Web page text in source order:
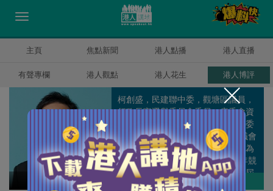
主頁 焦點新聞 港人點播 港人直播
有聲專欄 港人觀點 港人花生 港人博評
柯創盛
柯創盛，民建聯中委，觀塘區議員，
行政長官選舉委員會委員，房委會資
助房屋小組委員會及商業樓宇小組委
員會委員。1999年第一次參選區議會
選舉，在街坊支持下順利當選，成為
當年最年輕的區議員之一。2003年競
逐連任，再次壓倒性當選，成為該屆
區議會建制派全港票王。在16年社區
作者其他博評